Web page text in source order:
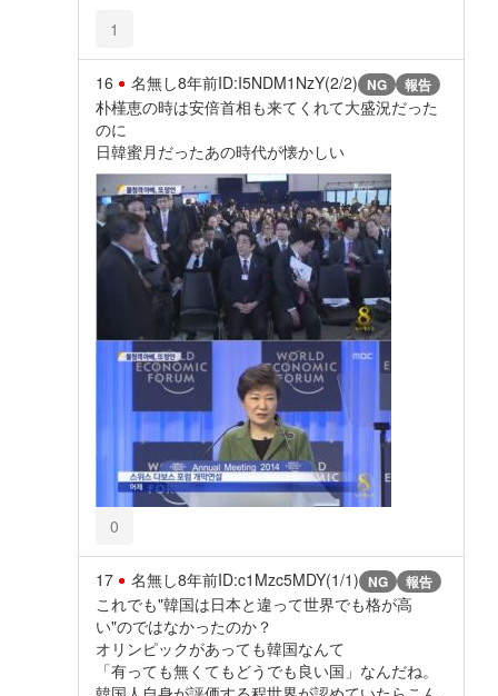
1
16 名無し8年前ID:I5NDM1NzY(2/2) NG 報告
朴槿恵の時は安倍首相も来てくれて大盛況だった
のに
日韓蜜月だったあの時代が懐かしい
0
17 名無し8年前ID:c1Mzc5MDY(1/1) NG 報告
これでも"韓国は日本と違って世界でも格が高
い"のではなかったのか？
オリンピックがあっても韓国なんて
「有っても無くてもどうでも良い国」なんだね。